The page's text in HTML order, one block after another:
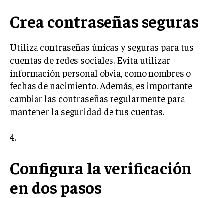
Crea contraseñas seguras
Utiliza contraseñas únicas y seguras para tus
cuentas de redes sociales. Evita utilizar
información personal obvia, como nombres o
fechas de nacimiento. Además, es importante
cambiar las contraseñas regularmente para
mantener la seguridad de tus cuentas.
4.
Configura la verificación
en dos pasos